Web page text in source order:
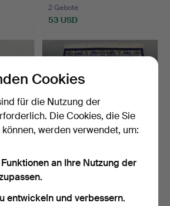
2 Gebote
53 USD
MATTA, China.
Cookies
für die Nutzung der
Die Cookies, die Sie
werden verwendet, um:
an Ihre Nutzung der
entwickeln und verbessern.